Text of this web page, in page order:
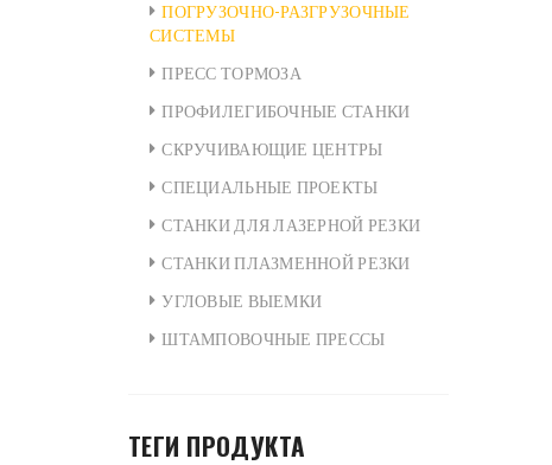
ПОГРУЗОЧНО-РАЗГРУЗОЧНЫЕ
СИСТЕМЫ
ПРЕСС ТОРМОЗА
ПРОФИЛЕГИБОЧНЫЕ СТАНКИ
СКРУЧИВАЮЩИЕ ЦЕНТРЫ
СПЕЦИАЛЬНЫЕ ПРОЕКТЫ
СТАНКИ ДЛЯ ЛАЗЕРНОЙ РЕЗКИ
СТАНКИ ПЛАЗМЕННОЙ РЕЗКИ
УГЛОВЫЕ ВЫЕМКИ
ШТАМПОВОЧНЫЕ ПРЕССЫ
ТЕГИ ПРОДУКТА